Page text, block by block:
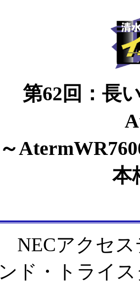
第62回：長
～
本
NECアクセス
ンド・トライ